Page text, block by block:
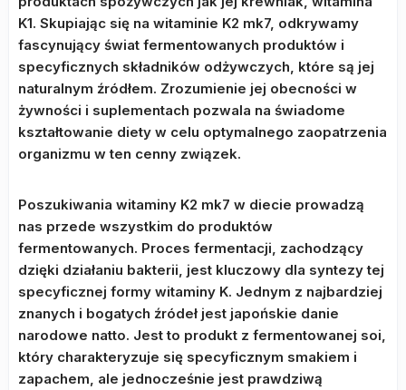
K1. Skupiając się na witaminie K2 mk7, odkrywamy
fascynujący świat fermentowanych produktów i
specyficznych składników odżywczych, które są jej
naturalnym źródłem. Zrozumienie jej obecności w
żywności i suplementach pozwala na świadome
kształtowanie diety w celu optymalnego zaopatrzenia
organizmu w ten cenny związek.
Poszukiwania witaminy K2 mk7 w diecie prowadzą
nas przede wszystkim do produktów
fermentowanych. Proces fermentacji, zachodzący
dzięki działaniu bakterii, jest kluczowy dla syntezy tej
specyficznej formy witaminy K. Jednym z najbardziej
znanych i bogatych źródeł jest japońskie danie
narodowe natto. Jest to produkt z fermentowanej soi,
który charakteryzuje się specyficznym smakiem i
zapachem, ale jednocześnie jest prawdziwą